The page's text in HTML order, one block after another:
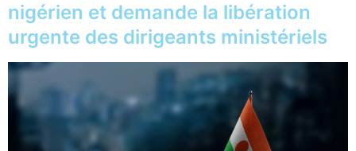
nigérien et demande la libération
urgente des dirigeants ministériels